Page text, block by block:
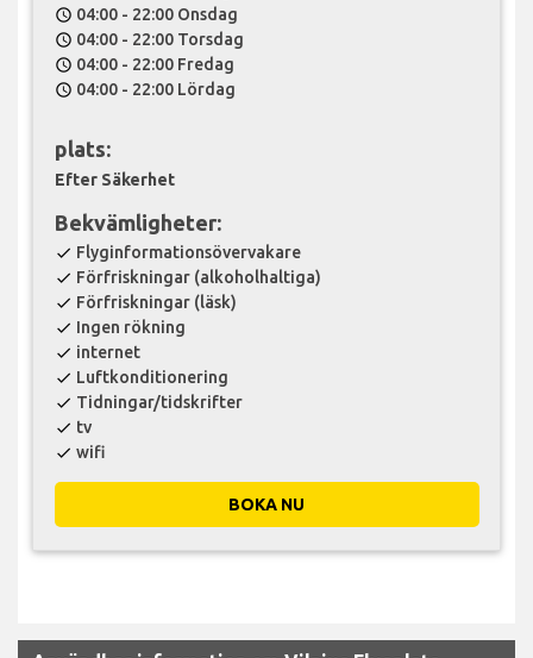
schedule 04:00 - 22:00 Onsdag
schedule 04:00 - 22:00 Torsdag
schedule 04:00 - 22:00 Fredag
schedule 04:00 - 22:00 Lördag
plats:
Efter Säkerhet
Bekvämligheter:
check Flyginformationsövervakare
check Förfriskningar (alkoholhaltiga)
check Förfriskningar (läsk)
check Ingen rökning
check internet
check Luftkonditionering
check Tidningar/tidskrifter
check tv
check wifi
BOKA NU